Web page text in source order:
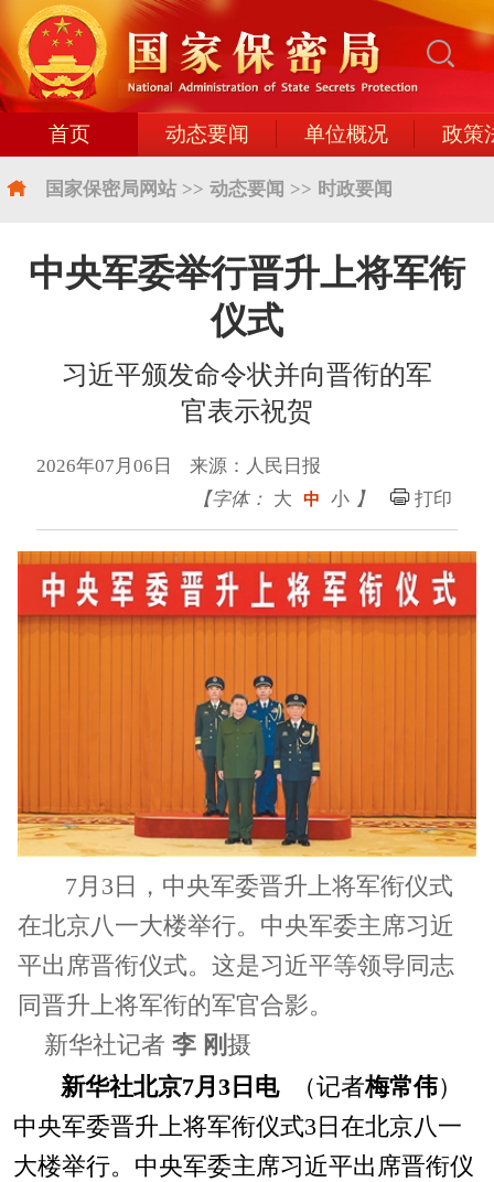
首页 动态要闻 单位概况 政策
国家保密局网站 >> 动态要闻 >> 时政要闻
中央军委举行晋升上将军衔
仪式
习近平颁发命令状并向晋衔的军
官表示祝贺
2026年07月06日 来源：人民日报
【字体： 大 中 小 】 打印
7月3日，中央军委晋升上将军衔仪式
在北京八一大楼举行。中央军委主席习近
平出席晋衔仪式。这是习近平等领导同志
同晋升上将军衔的军官合影。
新华社记者 李 刚摄
新华社北京7月3日电（记者梅常伟）
中央军委晋升上将军衔仪式3日在北京八一
大楼举行。中央军委主席习近平出席晋衔仪